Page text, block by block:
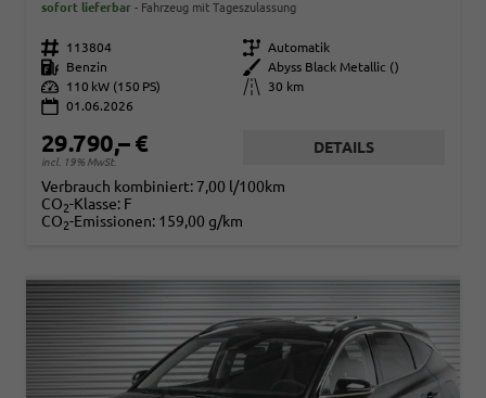
sofort lieferbar Fahrzeug mit Tageszulassung
Fahrzeugnr. 113804 Getriebe Automatik
Kraftstoff
Benzin Außenfarbe
Abyss Black Metallic ()
Leistung
110 kW (150 PS) Kilometerstand
30 km
01.06.2026
29.790,– €
incl. 19% MwSt.
DETAILS
Verbrauch kombiniert: 7,00 l/100km
CO2-Klasse: F
CO2-Emissionen: 159,00 g/km